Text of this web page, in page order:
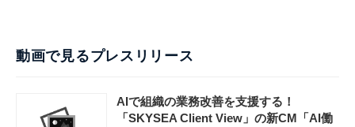
動画で見るプレスリリース
AIで組織の業務改善を支援する！
「SKYSEA Client View」の新CM「AI働